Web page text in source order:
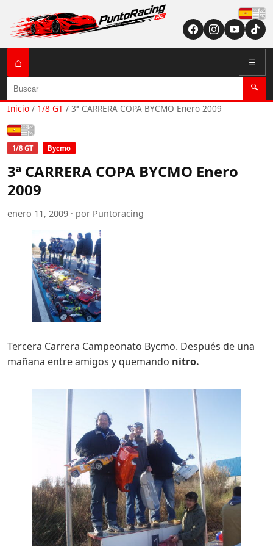
⌂ ☰
Buscar 🔍
Inicio / 1/8 GT / 3ª CARRERA COPA BYCMO Enero 2009
Español
1/8 GT Bycmo
3ª CARRERA COPA BYCMO Enero
2009
enero 11, 2009 · por Puntoracing
Tercera Carrera Campeonato Bycmo. Después de una
mañana entre amigos y quemando nitro.